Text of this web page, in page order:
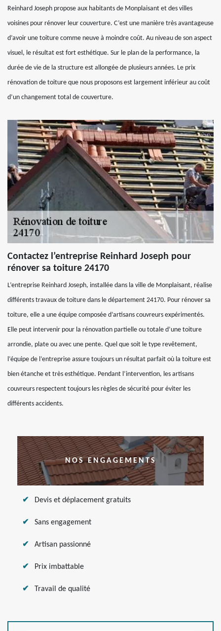
Reinhard Joseph propose aux habitants de Monplaisant et des villes
voisines pour rénover leur couverture. C’est une manière très avantageuse
d’avoir une toiture comme neuve à moindre coût. Au niveau de son aspect
visuel, le résultat est fort esthétique. Sur le plan de la performance, la
durée de vie de la structure est allongée de plusieurs années. Le prix
rénovation de toiture que nous proposons est largement inférieur au coût
d’un changement total de couverture.
Contactez l’entreprise Reinhard Joseph pour
rénover sa toiture 24170
L’entreprise Reinhard Joseph, installée dans la ville de Monplaisant, réalise
différents travaux de toiture dans le département 24170. Pour rénover sa
toiture, elle a une équipe composée d’artisans couvreurs expérimentés.
Elle peut intervenir pour la rénovation partielle ou totale d’une toiture
arrondie, plate ou avec une pente. Quel que soit le type revêtement,
l’équipe de l’entreprise assure toujours un résultat parfait où la toiture est
bien étanche et très esthétique. Pendant l’intervention, les artisans
couvreurs respectent toujours les règles de sécurité pour éviter les
différents accidents.
NOS ENGAGEMENTS
Devis et déplacement gratuits
Sans engagement
Artisan passionné
Prix imbattable
Travail de qualité